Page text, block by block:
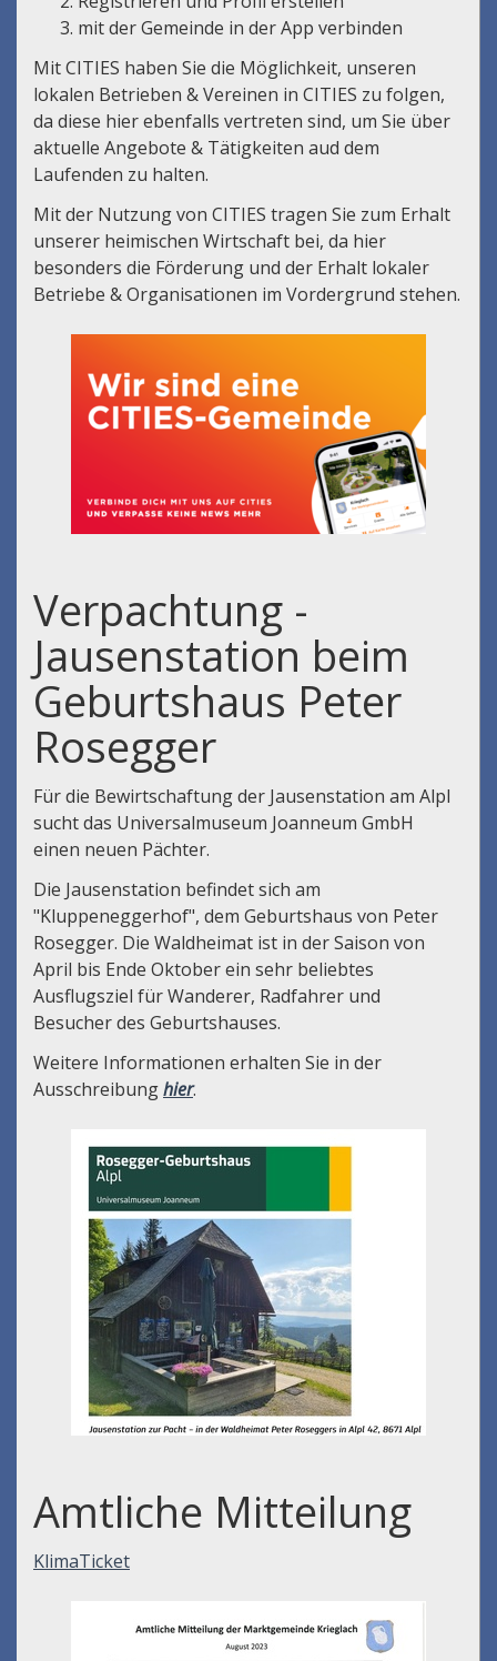
mit der Gemeinde in der App verbinden
Mit CITIES haben Sie die Möglichkeit, unseren
lokalen Betrieben & Vereinen in CITIES zu folgen,
da diese hier ebenfalls vertreten sind, um Sie über
aktuelle Angebote & Tätigkeiten aud dem
Laufenden zu halten.
Mit der Nutzung von CITIES tragen Sie zum Erhalt
unserer heimischen Wirtschaft bei, da hier
besonders die Förderung und der Erhalt lokaler
Betriebe & Organisationen im Vordergrund stehen.
Verpachtung -
Jausenstation beim
Geburtshaus Peter
Rosegger
Für die Bewirtschaftung der Jausenstation am Alpl
sucht das Universalmuseum Joanneum GmbH
einen neuen Pächter.
Die Jausenstation befindet sich am
"Kluppeneggerhof", dem Geburtshaus von Peter
Rosegger. Die Waldheimat ist in der Saison von
April bis Ende Oktober ein sehr beliebtes
Ausflugsziel für Wanderer, Radfahrer und
Besucher des Geburtshauses.
Weitere Informationen erhalten Sie in der
Ausschreibunghier.
Amtliche Mitteilung
KlimaTicket